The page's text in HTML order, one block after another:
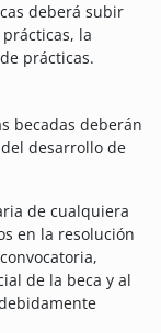
deberá subir
la
prácticas.
becadas deberán
desarrollo de
de cualquiera
en la resolución
de la beca y al